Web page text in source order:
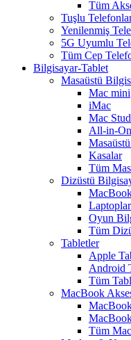
Tüm
Tuşlu
Yenilenmiş
5G Uyumlu
Tüm Cep
Bilgisayar-Tablet
Masaüstü
Mac mini
iMac
Mac
All-in-
Kasalar
Tüm
Dizüstü
Laptoplar
Oyun
Tüm
Tabletler
Apple
Android
Tüm
MacBook
Tüm